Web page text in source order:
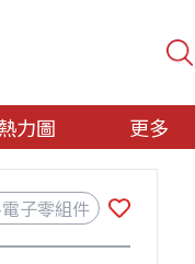
力圖 更多
子零組件